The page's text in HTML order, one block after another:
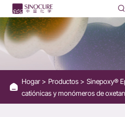
Sinepoxy®
CER-
421
Hogar Productos Sinepoxy®
catiónicas y monómeros de